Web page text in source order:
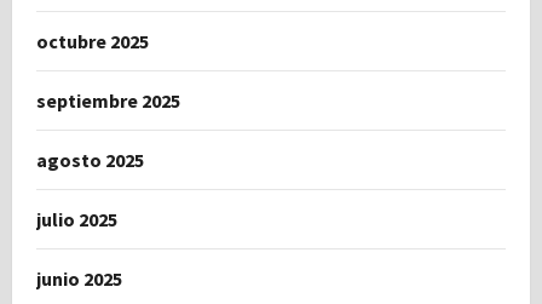
octubre 2025
septiembre 2025
agosto 2025
julio 2025
junio 2025